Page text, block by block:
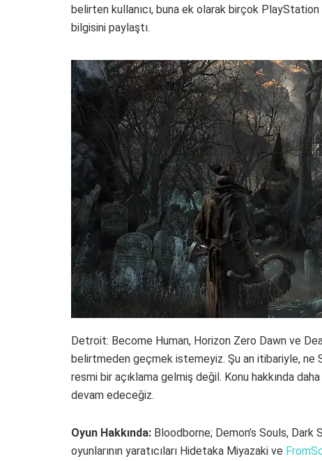
belirten kullanıcı, buna ek olarak birçok
bilgisini paylaştı.
Detroit: Become Human, Horizon Zero Dawn ve
belirtmeden geçmek istemeyiz. Şu an itibariyle, ne
resmi bir açıklama gelmiş değil. Konu hakkında
devam edeceğiz.
Oyun Hakkında: Bloodborne; Demon’s Souls,
oyunlarının yaratıcıları Hidetaka Miyazaki ve